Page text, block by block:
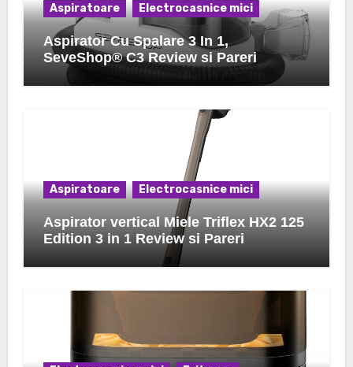
Aspiratoare Electrocasnice mici
Aspirator Cu Spalare 3 In 1,
SeveShop® C3 Review si Pareri
Aspiratoare Electrocasnice mici
Aspirator vertical Miele Triflex HX2 125
Edition 3 in 1 Review si Pareri